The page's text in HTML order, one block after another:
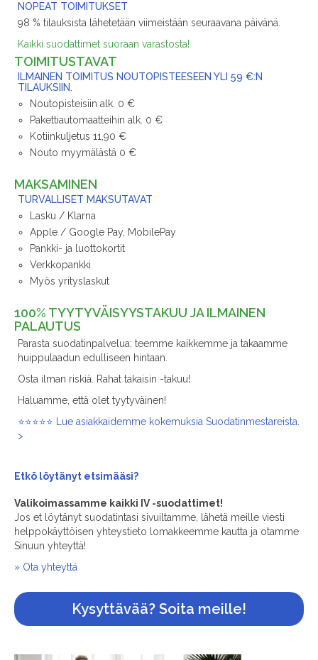
NOPEAT TOIMITUKSET
98 % tilauksista lähetetään viimeistään seuraavana päivänä.
Kaikki suodattimet suoraan varastosta!
TOIMITUSTAVAT
ILMAINEN TOIMITUS NOUTOPISTEESEEN YLI 59 €:N
TILAUKSIIN.
Noutopisteisiin alk. 0 €
Pakettiautomaatteihin alk. 0 €
Kotiinkuljetus 11,90 €
Nouto myymälästä 0 €
MAKSAMINEN
TURVALLISET MAKSUTAVAT
Lasku / Klarna
Apple / Google Pay, MobilePay
Pankki- ja luottokortit
Verkkopankki
Myös yrityslaskut
100% TYYTYVÄISYYSTAKUU JA ILMAINEN
PALAUTUS
Parasta suodatinpalvelua; teemme kaikkemme ja takaamme
huippulaadun edulliseen hintaan.
Osta ilman riskiä. Rahat takaisin -takuu!
Haluamme, että olet tyytyväinen!
⭐⭐⭐⭐⭐ Lue asiakkaidemme kokemuksia Suodatinmestareista.
>
Etkö löytänyt etsimääsi?
Valikoimassamme kaikki IV -suodattimet!
Jos et löytänyt suodatintasi sivuiltamme, lähetä meille viesti
helppokäyttöisen yhteystieto lomakkeemme kautta ja otamme
Sinuun yhteyttä!
» Ota yhteyttä
Kysyttävää? Soita meille!